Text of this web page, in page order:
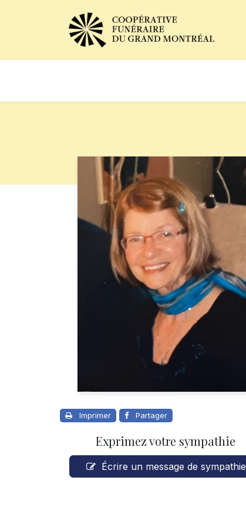
Imprimer Partager
Exprimez votre sympathie
Écrire un message de sympathie